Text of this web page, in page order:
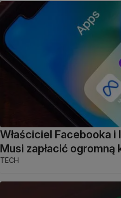
Właściciel Facebooka i
Musi zapłacić ogromną
TECH